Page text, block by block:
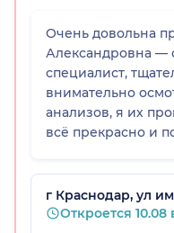
Очень довольна
Александровна —
специалист,
внимательно
анализов, я их
всё прекрасно и
г Краснодар, ул
Откроется 10.08